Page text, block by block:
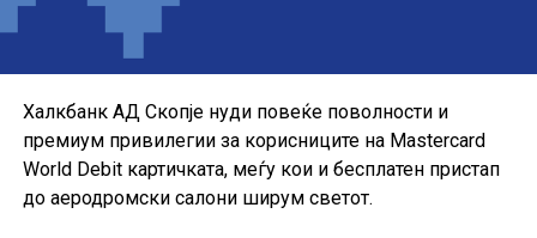
користат можностите на кредитната картичка за
своите секојдневни и летни купувања, со промотивна
Халкбанк АД Скопје нуди повеќе поволности и
премиум привилегии за корисниците на Mastercard
World Debit картичката, меѓу кои и бесплатен пристап
до аеродромски салони ширум светот.